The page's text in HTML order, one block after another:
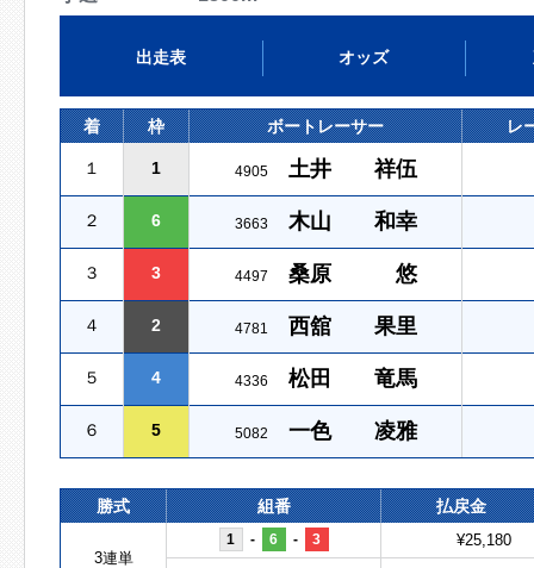
出走表 オッズ
着 枠 ボートレーサー レ
１ 1 4905 土井 祥伍
２ 6 3663 木山 和幸
３ 3 4497 桑原 悠
４ 2 4781 西舘 果里
５ 4 4336 松田 竜馬
６ 5 5082 一色 凌雅
勝式 組番 払戻金
3連単
1 - 6 - 3 ¥25,180